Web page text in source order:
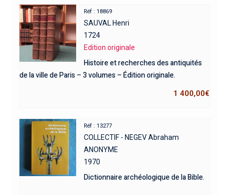
Réf : 18869
SAUVAL Henri
1724
Edition originale
Histoire et recherches des antiquités
de la ville de Paris – 3 volumes – Édition originale.
1 400,00€
Réf : 13277
COLLECTIF - NEGEV Abraham
ANONYME
1970
Dictionnaire archéologique de la Bible.